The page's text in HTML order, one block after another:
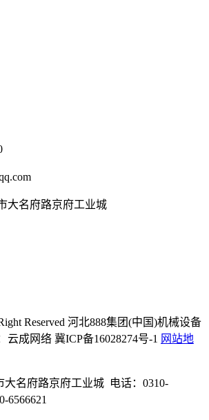
大名府路京府工业城
Reserved 河北888集团(中国)机械设备
成网络 冀ICP备16028274号-1 网站地
大名府路京府工业城 电话：0310-
6566621